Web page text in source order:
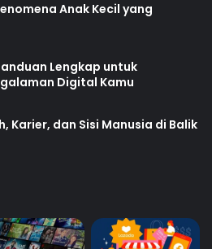
Anak Kecil yang
Lengkap untuk
Digital Kamu
Karier, dan Sisi Manusia di Balik